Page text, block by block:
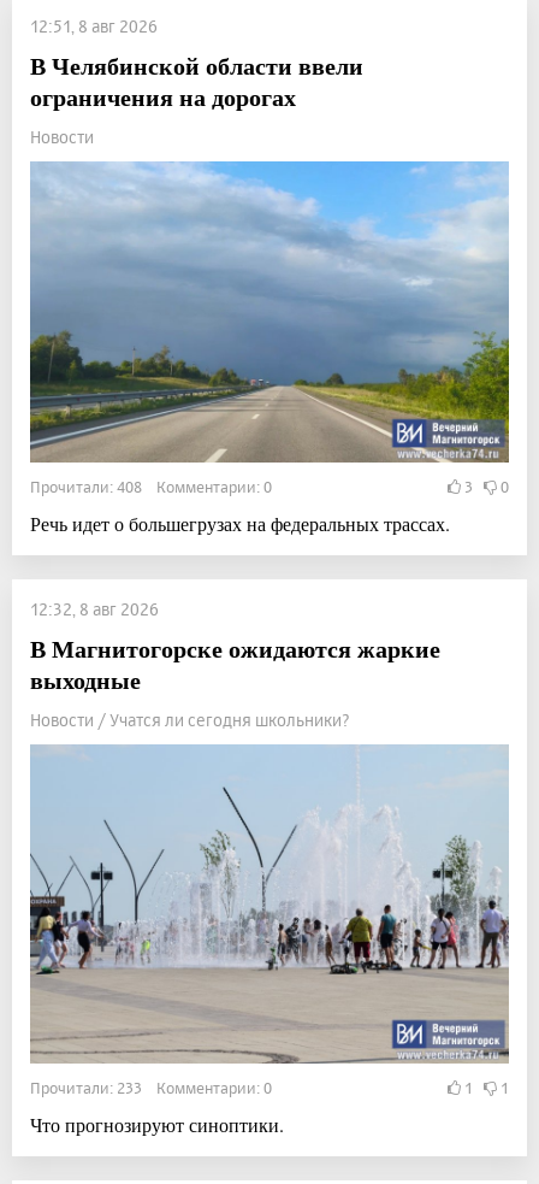
12:51, 8 авг 2026
В Челябинской области ввели
ограничения на дорогах
Новости
Прочитали: 408 Комментарии: 0 3 0
Речь идет о большегрузах на федеральных трассах.
12:32, 8 авг 2026
В Магнитогорске ожидаются жаркие
выходные
Новости / Учатся ли сегодня школьники?
Прочитали: 233 Комментарии: 0 1 1
Что прогнозируют синоптики.